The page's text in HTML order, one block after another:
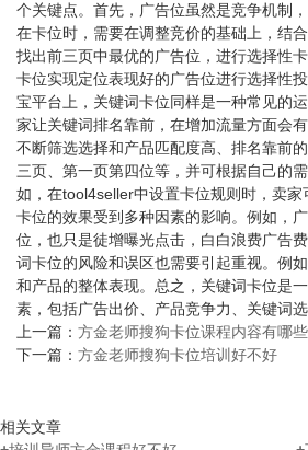
个关键点。首先，广告位虽然是竞争机制
在卡位时，需要在调整竞价的基础上，结
找出前三页中最优的广告位，进行选择性
卡位实现定位表现好的广告位进行选择性
宝平台上，关键词卡位同样是一种常见的
家让关键词排名靠前，在增加流量方面会
不断筛选选择和产品匹配度高、排名靠前
三页、第一页第四位等，并可根据自己的
如，在tool4seller中设置卡位规则时，卖
卡位的效果受到多种因素的影响。例如，
位，也只是徒增曝光点击，白白浪费广告
词卡位的风险和误区也需要引起重视。例
和产品的整体表现。总之，关键词卡位是
素，包括广告出价、产品竞争力、关键词
上一篇： 方金老师搜狗卡位课程内容有哪些
下一篇： 方金老师搜狗卡位培训好不好
相关文章